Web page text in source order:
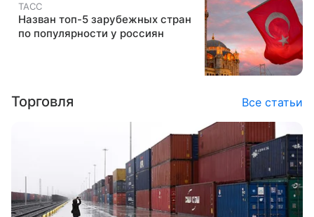
ТАСС
Назван топ-5 зарубежных стран
по популярности у россиян
Торговля Все статьи